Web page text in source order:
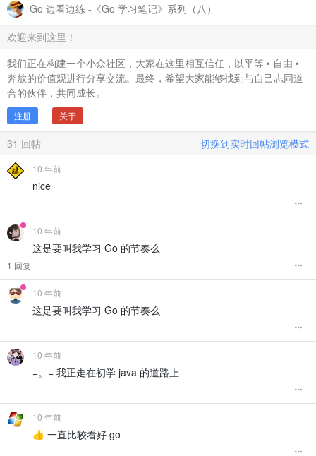
Go 边看边练 -《Go 学习笔记》系列（八）
欢迎来到这里！
我们正在构建一个小众社区，大家在这里相互信任，以平等 • 自由 •
奔放的价值观进行分享交流。最终，希望大家能够找到与自己志同道
合的伙伴，共同成长。
注册 关于
31 回帖 切换到实时回帖浏览模式
10 年前
nice
10 年前
这是要叫我学习 Go 的节奏么
1 回复
10 年前
这是要叫我学习 Go 的节奏么
10 年前
=。= 我正走在初学 java 的道路上
10 年前
👍 一直比较看好 go